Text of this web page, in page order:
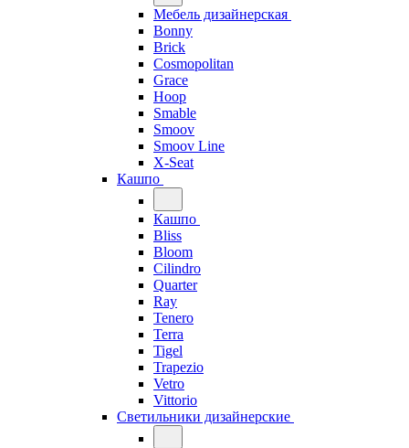
Мебель дизайнерская
Bonny
Brick
Cosmopolitan
Grace
Hoop
Smable
Smoov
Smoov Line
X-Seat
Кашпо
Кашпо
Bliss
Bloom
Cilindro
Quarter
Ray
Tenero
Terra
Tigel
Trapezio
Vetro
Vittorio
Светильники дизайнерские